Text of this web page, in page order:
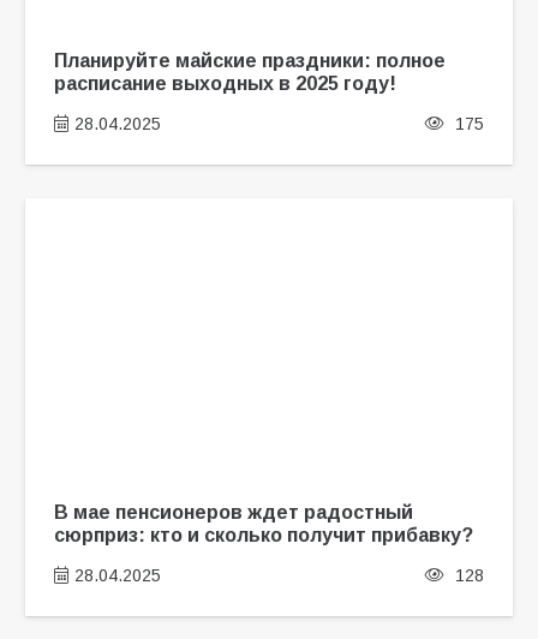
Планируйте майские праздники: полное
расписание выходных в 2025 году!
28.04.2025 175
В мае пенсионеров ждет радостный
сюрприз: кто и сколько получит прибавку?
28.04.2025 128